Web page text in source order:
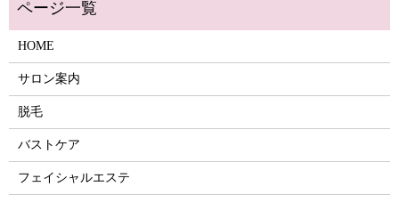
HOME
サロン案内
脱毛
バストケア
フェイシャルエステ